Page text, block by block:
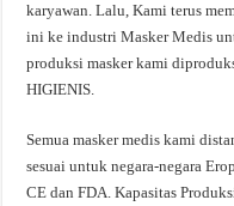
karyawan. Lalu, Kami terus
ini ke industri Masker Medis
produksi masker kami
HIGIENIS.
Semua masker medis kami
sesuai untuk negara-negara
CE dan FDA. Kapasitas